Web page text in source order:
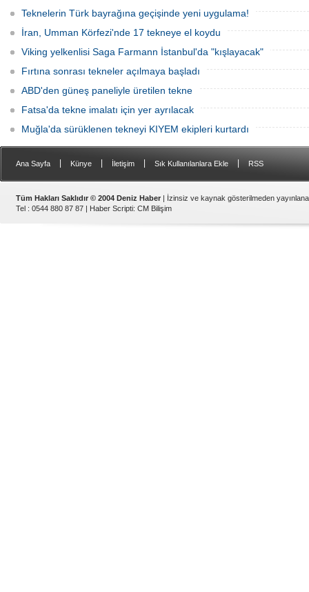
Teknelerin Türk bayrağına geçişinde yeni uygulama!
İran, Umman Körfezi'nde 17 tekneye el koydu
Viking yelkenlisi Saga Farmann İstanbul'da "kışlayacak"
Fırtına sonrası tekneler açılmaya başladı
ABD'den güneş paneliyle üretilen tekne
Fatsa'da tekne imalatı için yer ayrılacak
Muğla'da sürüklenen tekneyi KIYEM ekipleri kurtardı
Ana Sayfa Künye İletişim Sık Kullanılanlara Ekle RSS
Tüm Hakları Saklıdır © 2004 Deniz Haber | İzinsiz ve kaynak gösterilmeden
Tel : 0544 880 87 87 | Haber Scripti: CM Bilişim